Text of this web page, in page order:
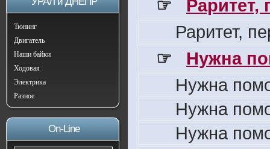
Тюнинг
Двигатель
Наши байки
Ходовая
Электрика
Разное
On-Line
☞
Раритет,
Раритет,
☞
Нужна
Нужна
Нужна
Нужна